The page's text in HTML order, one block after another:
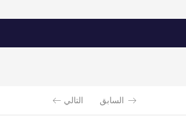
السابق التالي